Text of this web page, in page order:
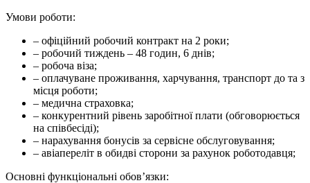
Умови роботи:
– офіційний робочий контракт на 2 роки;
– робочий тиждень – 48 годин, 6 днів;
– робоча віза;
– оплачуване проживання, харчування, транспорт до та з
місця роботи;
– медична страховка;
– конкурентний рівень заробітної плати (обговорюється
на співбесіді);
– нарахування бонусів за сервісне обслуговування;
– авіапереліт в обидві сторони за рахунок роботодавця;
Основні функціональні обов’язки: